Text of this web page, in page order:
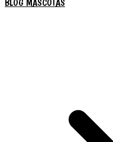
BLOG MASCOTAS